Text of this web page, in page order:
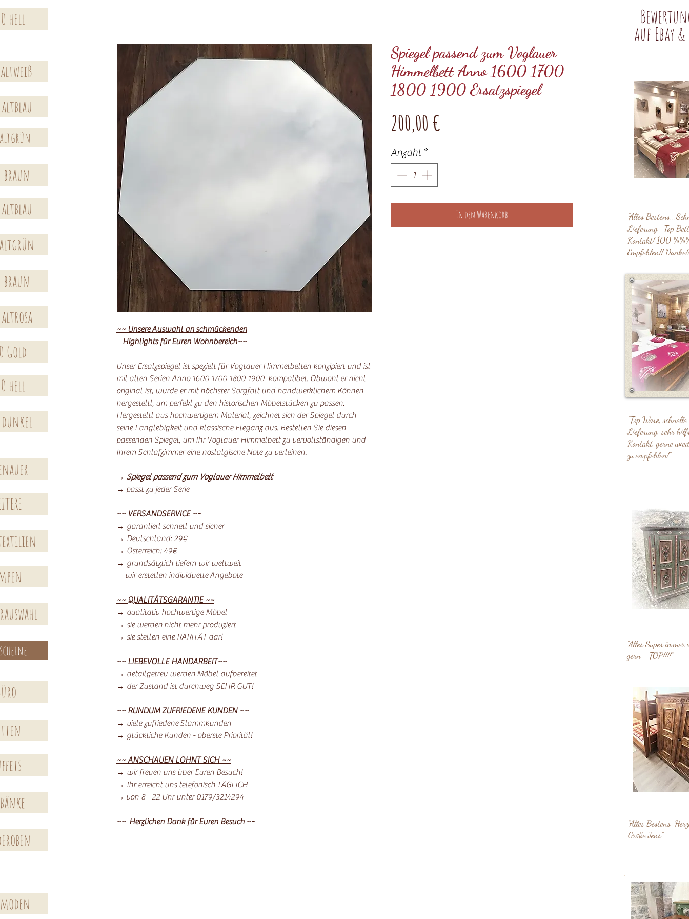
~~ Unsere Auswahl anschmückenden
Highlights für Euren Wohnbereich~~
Unser Ersatzspiegel ist speziell für Voglauer Himmelbetten konzipiert und ist
mit allen Serien Anno 1600 1700 1800 1900 kompatibel. Obwohl er nicht
original ist, wurde er mit höchster Sorgfalt und handwerklichem Können
hergestellt, um perfekt zu den historischen Möbelstücken zu passen.
Hergestellt aus hochwertigem Material, zeichnet sich der Spiegel durch
seine Langlebigkeit und klassische Eleganz aus. Bestellen Sie diesen
passenden Spiegel, um Ihr Voglauer Himmelbett zu vervollständigen und
Ihrem Schlafzimmer eine nostalgische Note zu verleihen.
→ Spiegel passend zum Voglauer Himmelbett
→ passt zu jeder Serie
~~ VERSANDSERVICE ~~
→ garantiert schnell und sicher
→ Deutschland: 29€
→ Österreich: 49€
→ grundsätzlich liefern wir weltweit
wir erstellen individuelle Angebote
~~ QUALITÄTSGARANTIE ~~
→ qualitativ hochwertige Möbel
→ sie werden nicht mehr produziert
→ sie stellen eine RARITÄT dar!
~~ LIEBEVOLLE HANDARBEIT~~
→ detailgetreu werden Möbel aufbereitet
→ der Zustand ist durchweg SEHR GUT!
~~ RUNDUM ZUFRIEDENE KUNDEN ~~
→ viele zufriedene Stammkunden
→ glückliche Kunden - oberste Priorität!
~~ ANSCHAUEN LOHNT SICH ~~
→ wir freuen uns über Euren Besuch!
→ Ihr erreicht uns telefonisch TÄGLICH
→ von 8 - 22 Uhr unter 0179/3214294
~~ Herzlichen Dank für Euren Besuch ~~
Spiegel passend zum Voglauer
Himmelbett Anno 1600 1700
1800 1900 Ersatzspiegel
200,00 €
Anzahl *
In den Warenkorb
hell
altgrün
braun
braun
Gold
hell
"Alles Bestens.
Grüße Jens"
"Alles Super immer
gern....TOP!!!!"
"Top Ware, schnelle
Lieferung, sehr
Kontakt, gerne
zu empfehlen!"
"Alles
Lieferung...Top
Kontakt! 100
Empfehlen!!
auf Ebay &